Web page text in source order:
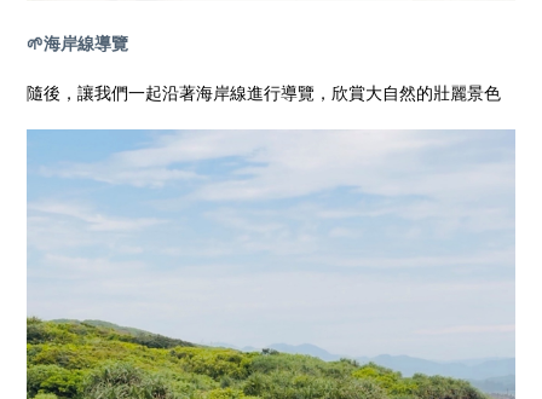
🌱海岸線導覽
隨後，讓我們一起沿著海岸線進行導覽，欣賞大自然的壯麗景色